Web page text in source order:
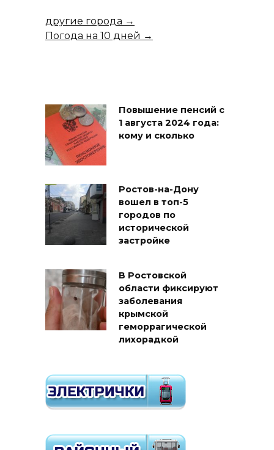
другие города →
Погода на 10 дней →
Повышение пенсий с
1 августа 2024 года:
кому и сколько
Ростов-на-Дону
вошел в топ-5
городов по
исторической
застройке
В Ростовской
области фиксируют
заболевания
крымской
геморрагической
лихорадкой